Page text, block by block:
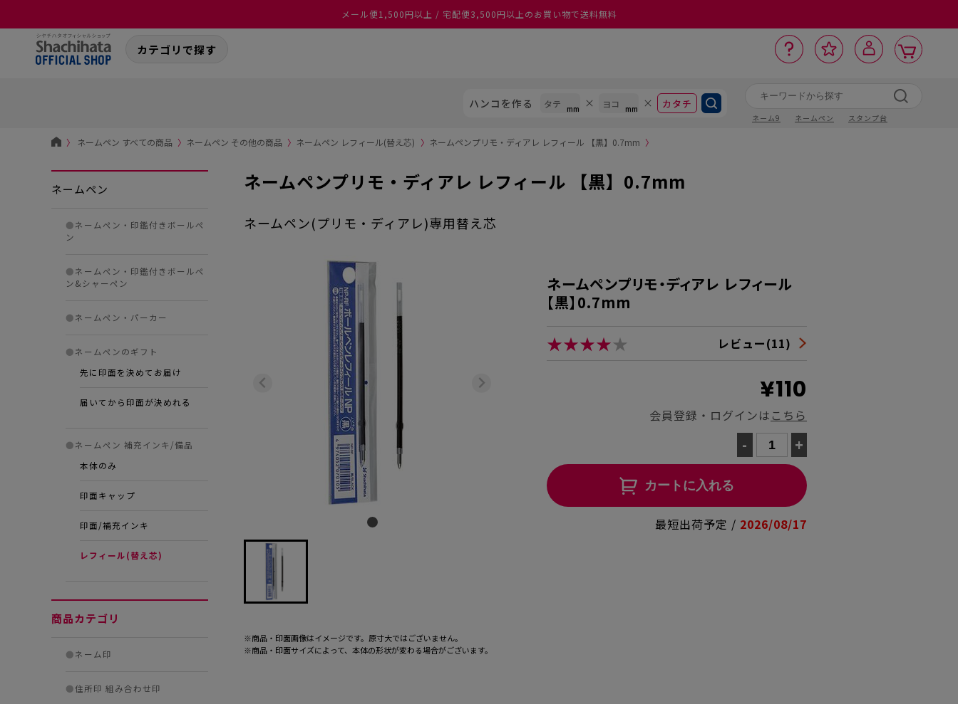
あなたに最適なスタンプをシヤチハタがレコメンド
カテゴリで探す
ハンコを作る カタチ
ネーム9 ネームペン スタンプ台
サ
ポ
ト
ー お
気
に
入
り
ロ
グ
イ
ン ト
ー
〉 ネームペン すべての商品 〉 ネームペン その他の商品 〉 ネームペン レフィール(替え芯) 〉 ネームペンプリモ・ディアレ レフィール 【黒】0.7mm 〉
ネームペン
●ネームペン・印鑑付きボールペ
ン
●ネームペン・印鑑付きボールペ
ン&シャーペン
●ネームペン・パーカー
●ネームペンのギフト
先に印面を決めてお届け
届いてから印面が決めれる
●ネームペン 補充インキ/備品
本体のみ
印面キャップ
印面/補充インキ
レフィール(替え芯)
商品カテゴリ
●ネーム印
●住所印 組み合わせ印
ネームペンプリモ・ディアレ レフィール 【黒】0.7mm
ネームペン(プリモ・ディアレ)専用替え芯
※商品・印面画像はイメージです。原寸大ではございません。
※商品・印面サイズによって、本体の形状が変わる場合がございます。
ネームペンプリモ・ディアレ レフィール
【黒】0.7mm
★★★★★ レビュー(11)
¥110
会員登録・ログインは こちら
- +
カートに入れる
最短出荷予定 / 2026/08/17